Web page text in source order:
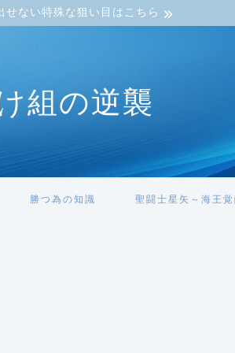
せない特殊な狙い目はこちら
組の逆襲
勝つ為の知識 聖闘士星矢～海王